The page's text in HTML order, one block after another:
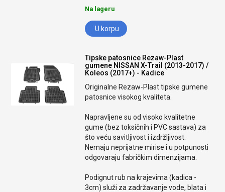
Na lageru
U korpu
Tipske patosnice Rezaw-Plast
gumene NISSAN X-Trail (2013-2017) /
Koleos (2017+) - Kadice
Originalne Rezaw-Plast tipske gumene
patosnice visokog kvaliteta.
Napravljene su od visoko kvalitetne
gume (bez toksičnih i PVC sastava) za
što veću savitljivost i izdržljivost.
Nemaju neprijatne mirise i u potpunosti
odgovaraju fabričkim dimenzijama.
Podignut rub na krajevima (kadica -
3cm) služi za zadržavanje vode, blata i